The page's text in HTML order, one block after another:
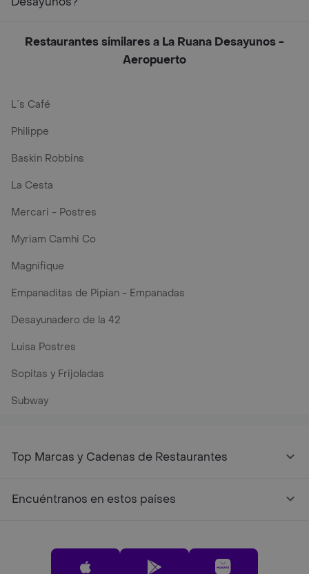
Restaurantes similares a La Ruana Desayunos -
Aeropuerto
L´s Café
Philippe
Baskin Robbins
La Cesta
Mercari - Postres
Myriam Camhi Co
Magnifique
Empanaditas de Pipian - Empanadas
Desayunadero de la 42
Luisa Postres
Sopitas y Frijoladas
Subway
Top Marcas y Cadenas de Restaurantes
Encuéntranos en estos países